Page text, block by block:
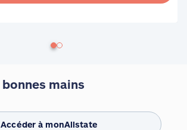
bonnes mains
Accéder à monAllstate